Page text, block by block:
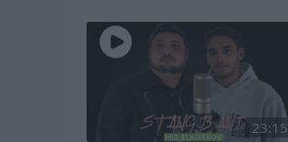
23:15